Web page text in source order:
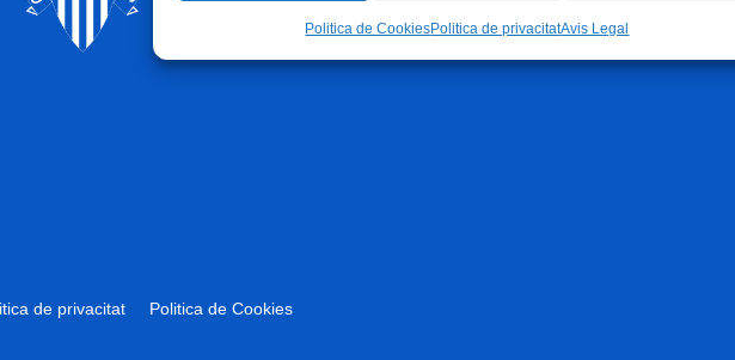
Politica de CookiesPolitica de privacitatAvis Legal
de privacitat Politica de Cookies